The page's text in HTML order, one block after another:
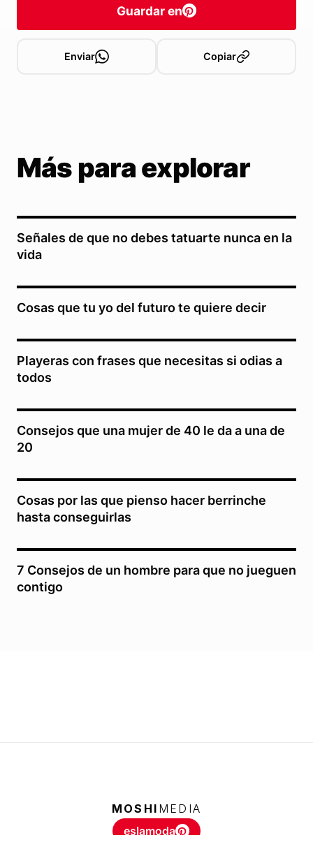
Guardar en
Enviar Copiar
Más para explorar
Señales de que no debes tatuarte nunca en la
vida
Cosas que tu yo del futuro te quiere decir
Playeras con frases que necesitas si odias a
todos
Consejos que una mujer de 40 le da a una de
20
Cosas por las que pienso hacer berrinche
hasta conseguirlas
7 Consejos de un hombre para que no jueguen
contigo
MOSHI MEDIA
eslamoda